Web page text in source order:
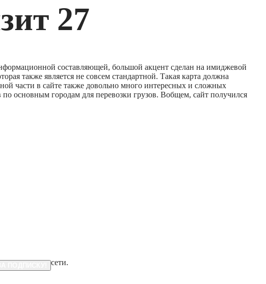
27
составляющей, большой акцент сделан на имиджевой
также является не совсем стандартной. Такая карта должна
части в сайте также довольно много интересных и сложных
основным городам для перевозки грузов. Вобщем, сайт получился
в сети.